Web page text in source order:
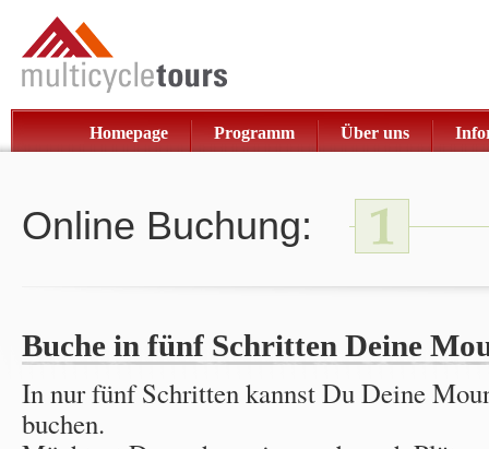
Homepage Programm Über uns
Online Buchung:
Buche in fünf Schritten Deine
In nur fünf Schritten kannst Du Deine
buchen.